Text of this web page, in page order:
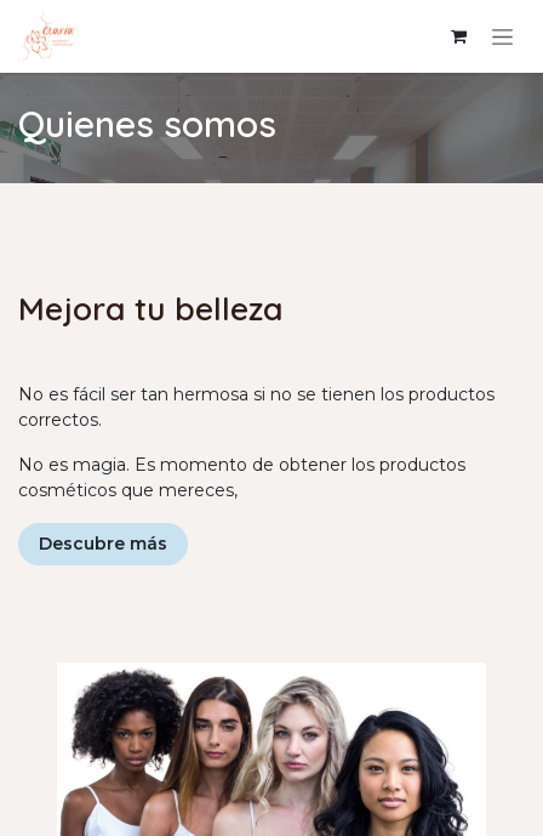
Ir al contenido
Quienes somos
Mejora tu belleza
No es fácil ser tan hermosa si no se tienen los productos
correctos.
No es magia. Es momento de obtener los productos
cosméticos que mereces,
Descubre más